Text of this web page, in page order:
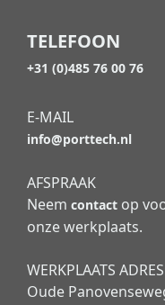
TELEFOON
+31 (0)485 76 00 76
E-MAIL
info@porttech.nl
AFSPRAAK
Neem contact op
onze werkplaats.
WERKPLAATS
Oude